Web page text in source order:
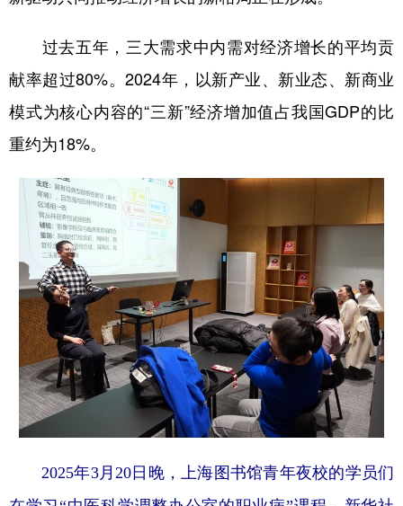
过去五年，三大需求中内需对经济增长的平均贡
献率超过80%。2024年，以新产业、新业态、新商业
模式为核心内容的“三新”经济增加值占我国GDP的比
重约为18%。
2025年3月20日晚，上海图书馆青年夜校的学员们